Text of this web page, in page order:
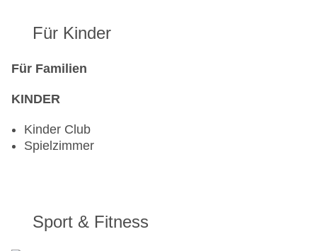
Für Kinder
Für Familien
KINDER
Kinder Club
Spielzimmer
Sport & Fitness